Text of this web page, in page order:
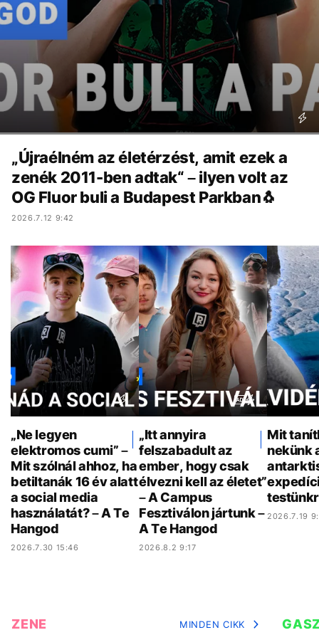
„Újraélném az életérzést, amit ezek a
zenék 2011-ben adtak“ – ilyen volt az
OG Fluor buli a Budapest Parkban🐧
2026.7.12 9:42
„Ne legyen
elektromos cumi” –
Mit szólnál ahhoz, ha
betiltanák 16 év alatt
a social media
használatát? – A Te
Hangod
2026.7.30 15:46
„Itt annyira
felszabadult az
ember, hogy csak
élvezni kell az életet”
– A Campus
Fesztiválon jártunk –
A Te Hangod
2026.8.2 9:17
Mit
nekünk
2026.7.19
ZENE MINDEN CIKK